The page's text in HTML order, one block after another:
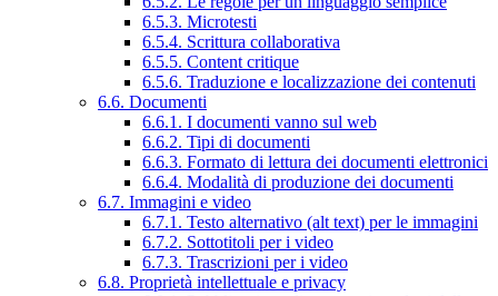
6.5.3. Microtesti
6.5.4. Scrittura collaborativa
6.5.5. Content critique
6.5.6. Traduzione e localizzazione dei contenuti
6.6. Documenti
6.6.1. I documenti vanno sul web
6.6.2. Tipi di documenti
6.6.3. Formato di lettura dei documenti elettronici
6.6.4. Modalità di produzione dei documenti
6.7. Immagini e video
6.7.1. Testo alternativo (alt text) per le immagini
6.7.2. Sottotitoli per i video
6.7.3. Trascrizioni per i video
6.8. Proprietà intellettuale e privacy